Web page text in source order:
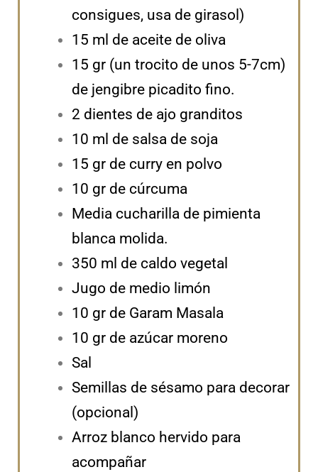
consigues, usa de girasol)
15 ml de aceite de oliva
15 gr (un trocito de unos 5-7cm)
de jengibre picadito fino.
2 dientes de ajo granditos
10 ml de salsa de soja
15 gr de curry en polvo
10 gr de cúrcuma
Media cucharilla de pimienta
blanca molida.
350 ml de caldo vegetal
Jugo de medio limón
10 gr de Garam Masala
10 gr de azúcar moreno
Sal
Semillas de sésamo para decorar
(opcional)
Arroz blanco hervido para
acompañar